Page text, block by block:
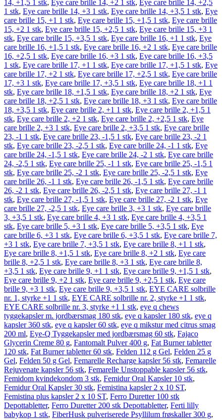
14, +1,5 1 stk, Eye care brille 14, +2 1 stk, Eye care brille 14, +2,5
1 stk, Eye care brille 14, +3 1 stk, Eye care brille 14, +3,5 1 stk, Eye
care brille 15, +1 1 stk, Eye care brille 15, +1,5 1 stk, Eye care brille
15, +2 1 stk, Eye care brille 15, +2,5 1 stk, Eye care brille 15, +3 1
stk, Eye care brille 15, +3,5 1 stk, Eye care brille 16, +1 1 stk, Eye
care brille 16, +1,5 1 stk, Eye care brille 16, +2 1 stk, Eye care brille
16, +2,5 1 stk, Eye care brille 16, +3 1 stk, Eye care brille 16, +3,5
1 stk, Eye care brille 17, +1 1 stk, Eye care brille 17, +1,5 1 stk, Eye
care brille 17, +2 1 stk, Eye care brille 17, +2,5 1 stk, Eye care brille
17, +3 1 stk, Eye care brille 17, +3,5 1 stk, Eye care brille 18, +1 1
stk, Eye care brille 18, +1,5 1 stk, Eye care brille 18, +2 1 stk, Eye
care brille 18, +2,5 1 stk, Eye care brille 18, +3 1 stk, Eye care brille
18, +3,5 1 stk, Eye care brille 2, +1 1 stk, Eye care brille 2, +1,5 1
stk, Eye care brille 2, +2 1 stk, Eye care brille 2, +2,5 1 stk, Eye
care brille 2, +3 1 stk, Eye care brille 2, +3,5 1 stk, Eye care brille
23, -1 1 stk, Eye care brille 23, -1,5 1 stk, Eye care brille 23, -2 1
stk, Eye care brille 23, -2,5 1 stk, Eye care brille 24, -1 1 stk, Eye
care brille 24, -1,5 1 stk, Eye care brille 24, -2 1 stk, Eye care brille
24, -2,5 1 stk, Eye care brille 25, -1 1 stk, Eye care brille 25, -1,5 1
stk, Eye care brille 25, -2 1 stk, Eye care brille 25, -2,5 1 stk, Eye
care brille 26, -1 1 stk, Eye care brille 26, -1,5 1 stk, Eye care brille
26, -2 1 stk, Eye care brille 26, -2,5 1 stk, Eye care brille 27, -1 1
stk, Eye care brille 27, -1,5 1 stk, Eye care brille 27, -2 1 stk, Eye
care brille 27, -2,5 1 stk, Eye care brille 3, +3 1 stk, Eye care brille
3, +3,5 1 stk, Eye care brille 4, +3 1 stk, Eye care brille 4, +3,5 1
stk, Eye care brille 5, +3 1 stk, Eye care brille 5, +3,5 1 stk, Eye
care brille 6, +3 1 stk, Eye care brille 6, +3,5 1 stk, Eye care brille 7,
+3 1 stk, Eye care brille 7, +3,5 1 stk, Eye care brille 8, +1 1 stk,
Eye care brille 8, +1,5 1 stk, Eye care brille 8, +2 1 stk, Eye care
brille 8, +2,5 1 stk, Eye care brille 8, +3 1 stk, Eye care brille 8,
+3,5 1 stk, Eye care brille 9, +1 1 stk, Eye care brille 9, +1,5 1 stk,
Eye care brille 9, +2 1 stk, Eye care brille 9, +2,5 1 stk, Eye care
brille 9, +3 1 stk, Eye care brille 9, +3,5 1 stk, EYE CARE solbrille
nr. 1, styrke +1 1 stk, EYE CARE solbrille nr. 2, styrke +1 1 stk,
EYE CARE solbrille nr. 3, styrke +1 1 stk, eye q chews
tyggekapsler m. jordbærsmag 180 stk, eye q kapsler 180 stk, eye q
kapsler 360 stk, eye q kapsler 60 stk, eye q mikstur med citrus smag
200 ml, Eye-Q Tyggekapsler med jordbærsmag 60 stk, Fajaco
Glycerin Creme 80 g, Fantomalt Pulver 400 g, Fat Burner tabletter
120 stk, Fat Burner tabletter 60 stk, Felden 112 g Gel, Felden 25 g
Gel, Felden 50 g Gel, Femarelle Recharge kapsler 56 stk, Femarelle
Rejuvenate kapsler 56 stk, Femarelle Unstoppable kapsler 56 stk,
Femidom kvindekondom 3 stk, Femidur Oral Kapsler 10 stk,
Femidur Oral Kapsler 30 stk, Femistina kapsler 2 x 10 ST,
Femistina plus kapsler 2 x 10 ST, Ferro Duretter 100 stk
Depottabletter, Ferro Duretter 200 stk Depottabletter, Ferti lilly
babykop 1 stk, FiberHusk pulveriserede Psyllilum frøskaller 300 g,